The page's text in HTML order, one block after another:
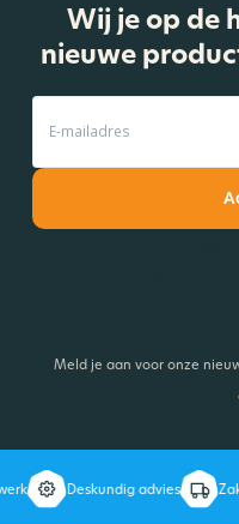
Wij je op de
nieuwe
Meld je aan voor onze
Deskundig advies